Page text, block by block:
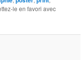
le en favori avec